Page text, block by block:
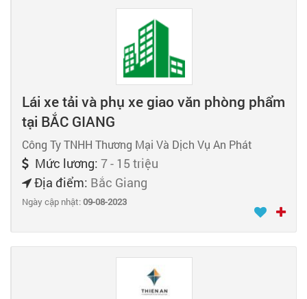
Lái xe tải và phụ xe giao văn phòng phẩm
tại BẮC GIANG
Công Ty TNHH Thương Mại Và Dịch Vụ An Phát
Mức lương: 7 - 15 triệu
Địa điểm: Bắc Giang
Ngày cập nhật:09-08-2023